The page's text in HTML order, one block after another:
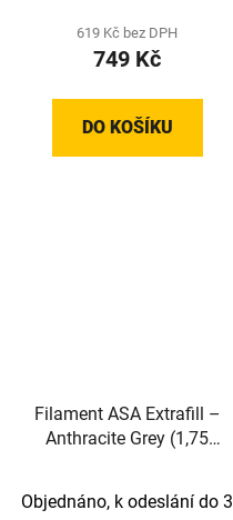
619 Kč bez DPH
749 Kč
DO KOŠÍKU
Filament ASA Extrafill –
Anthracite Grey (1,75
Objednáno, k odeslání do 3